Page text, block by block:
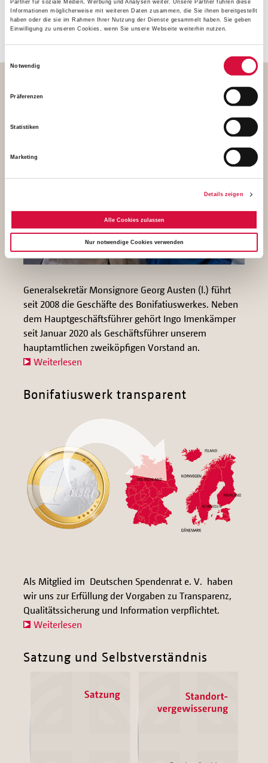
Partner für soziale Medien, Werbung und Analysen weiter. Unsere Partner führen diese
Informationen möglicherweise mit weiteren Daten zusammen, die Sie ihnen bereitgestellt
haben oder die sie im Rahmen Ihrer Nutzung der Dienste gesammelt haben. Sie geben
Einwilligung zu unseren Cookies, wenn Sie unsere Webseite weiterhin nutzen.
Notwendig
Präferenzen
Statistiken
Marketing
Details zeigen
Alle Cookies zulassen
Nur notwendige Cookies verwenden
Bonifatiuswerkes, das sich als "Hilfswerk für den Glauben"
versteht.
Unser Vorstand
Generalsekretär Monsignore Georg Austen (l.) führt
seit 2008 die Geschäfte des Bonifatiuswerkes. Neben
dem Hauptgeschäftsführer gehört Ingo Imenkämper
seit Januar 2020 als Geschäftsführer unserem
hauptamtlichen zweiköpfigen Vorstand an.
Weiterlesen
Bonifatiuswerk transparent
Als Mitglied im Deutschen Spendenrat e. V. haben
wir uns zur Erfüllung der Vorgaben zu Transparenz,
Qualitätssicherung und Information verpflichtet.
Weiterlesen
Satzung und Selbstverständnis